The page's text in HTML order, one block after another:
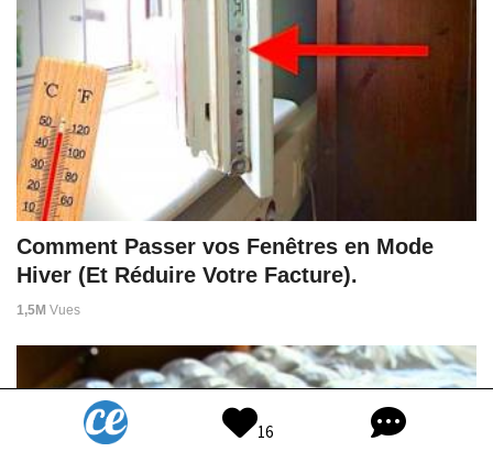
Comment Passer vos Fenêtres en Mode
Hiver (Et Réduire Votre Facture).
1,5M Vues
16